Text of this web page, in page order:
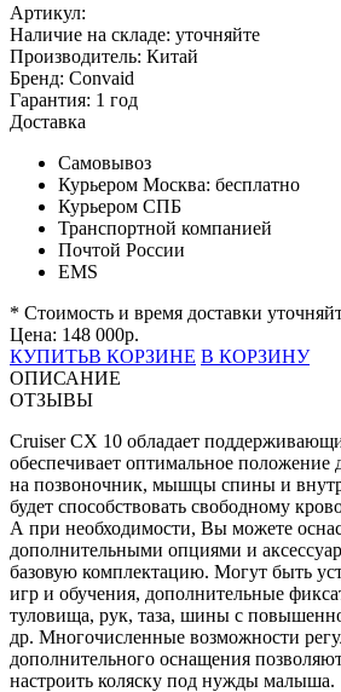
Артикул:
Наличие на складе: уточняйте
Производитель: Китай
Бренд: Convaid
Гарантия: 1 год
Доставка
Самовывоз
Курьером Москва: бесплатно
Курьером СПБ
Транспортной компанией
Почтой России
EMS
* Стоимость и время доставки
Цена: 148 000р.
КУПИТЬВ КОРЗИНЕ В КОРЗИНУ
ОПИСАНИЕ
ОТЗЫВЫ
Cruiser CX 10 обладает
обеспечивает оптимальное положение
на позвоночник, мышцы спины и
будет способствовать свободному
А при необходимости, Вы можете
дополнительными опциями и
базовую комплектацию. Могут быть
игр и обучения, дополнительные
туловища, рук, таза, шины с
др. Многочисленные возможности
дополнительного оснащения
настроить коляску под нужды малыша.